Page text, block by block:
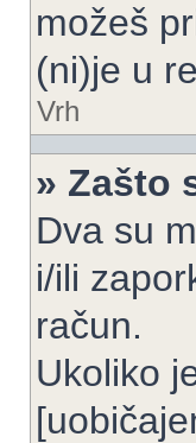
možeš
(ni)je u
Vrh
» Zašto
Dva su
i/ili
račun.
Ukoliko